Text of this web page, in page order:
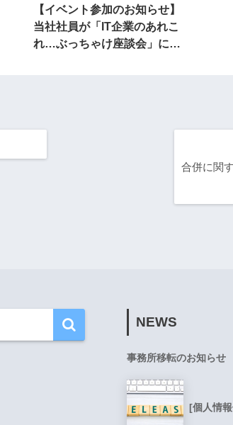
【イベント参加のお知らせ】
当社社員が「IT企業のあれこ
れ…ぶっちゃけ座談会」に参
合併に関
NEWS
事務所移転のお知らせ
[個人情